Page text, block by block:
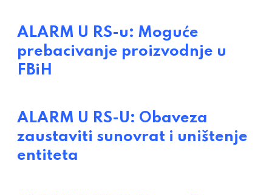
ALARM U RS-u: Moguće
prebacivanje proizvodnje u
FBiH
ALARM U RS-U: Obaveza
zaustaviti sunovrat i uništenje
entiteta